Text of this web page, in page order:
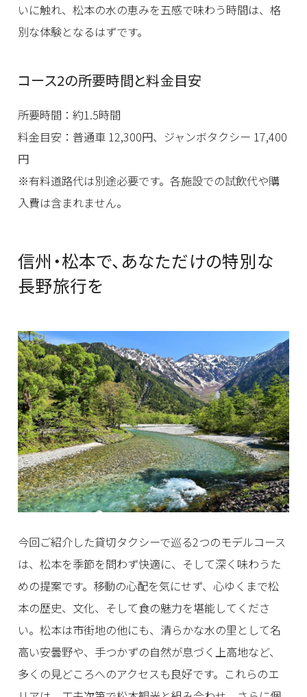
いに触れ、松本の水の恵みを五感で味わう時間は、格
別な体験となるはずです。
コース2の所要時間と料金目安
所要時間：約1.5時間
料金目安：普通車 12,300円、ジャンボタクシー 17,400
円
※有料道路代は別途必要です。各施設での試飲代や購
入費は含まれません。
信州・松本で、あなただけの特別な
長野旅行を
今回ご紹介した貸切タクシーで巡る2つのモデルコース
は、松本を季節を問わず快適に、そして深く味わうた
めの提案です。移動の心配を気にせず、心ゆくまで松
本の歴史、文化、そして食の魅力を堪能してくださ
い。松本は市街地の他にも、清らかな水の里として名
高い安曇野や、手つかずの自然が息づく上高地など、
多くの見どころへのアクセスも良好です。これらのエ